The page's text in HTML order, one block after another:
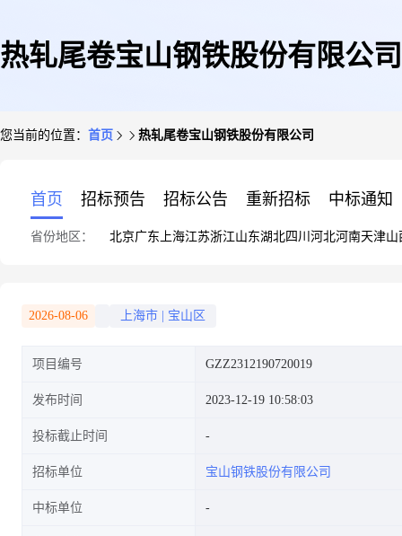
热轧尾卷宝山钢铁股份有限公司
您当前的位置： 首页 热轧尾卷宝山钢铁股份有限公司
首页 招标预告 招标公告 重新招标 中标通知
省份地区： 北京广东 上海江苏浙江山东湖北四川 河北河南天津山
2026-08-06 上海市 宝山区
项目编号 GZZ2312190720019
发布时间 2023-12-19 10:58:03
投标截止时间
招标单位 宝山钢铁股份有限公司
中标单位